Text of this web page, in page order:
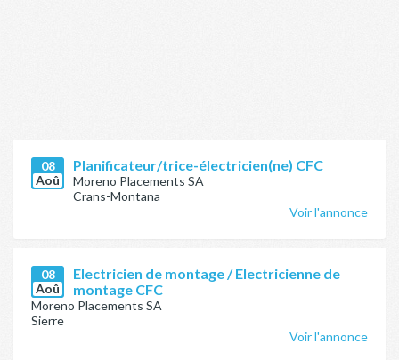
08
Aoû
Planificateur/trice-électricien(ne) CFC
Moreno Placements SA
Crans-Montana
Voir l'annonce
08
Aoû
Electricien de montage / Electricienne de
montage CFC
Moreno Placements SA
Sierre
Voir l'annonce